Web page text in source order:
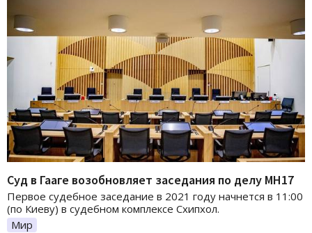
Суд в Гааге возобновляет заседания по делу МН17
Первое судебное заседание в 2021 году начнется в 11:00
(по Киеву) в судебном комплексе Схипхол.
Мир